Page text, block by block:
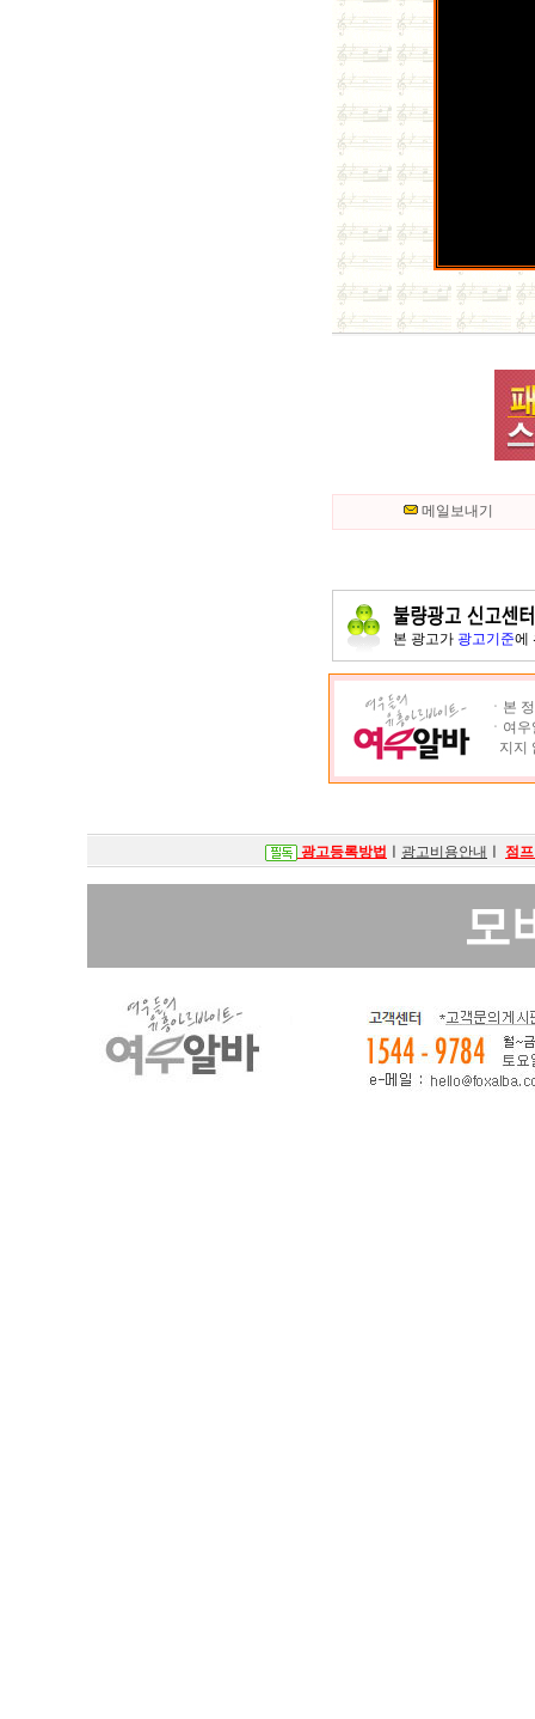
메일보내기
본 광고가 광고기준에
ㆍ본
ㆍ여
지지
광고등록방법 광고비용안내 점
모